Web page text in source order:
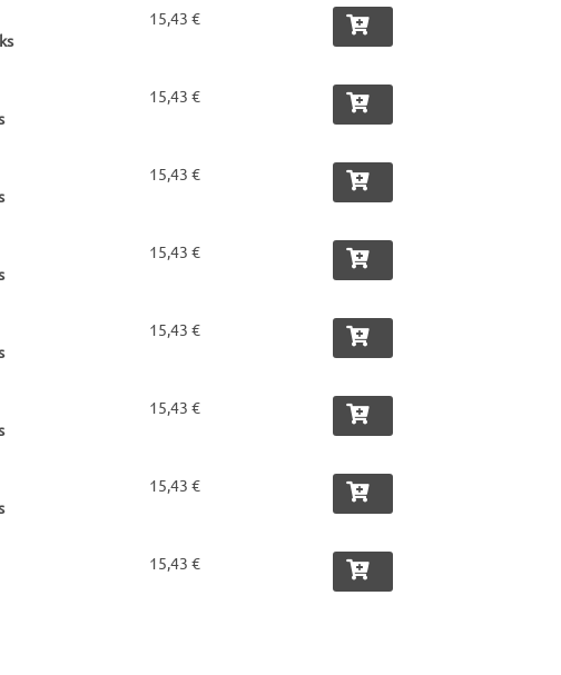
15,43 €
15,43 €
15,43 €
15,43 €
15,43 €
15,43 €
15,43 €
15,43 €